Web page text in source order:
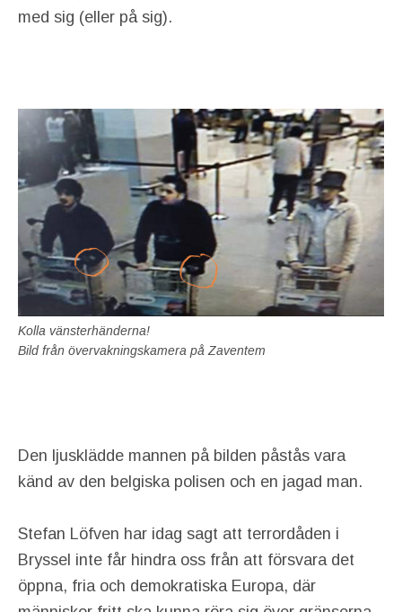
med sig (eller på sig).
Kolla vänsterhänderna!
Bild från övervakningskamera på Zaventem
Den ljusklädde mannen på bilden påstås vara
känd av den belgiska polisen och en jagad man.
Stefan Löfven har idag sagt att terrordåden i
Bryssel inte får hindra oss från att försvara det
öppna, fria och demokratiska Europa, där